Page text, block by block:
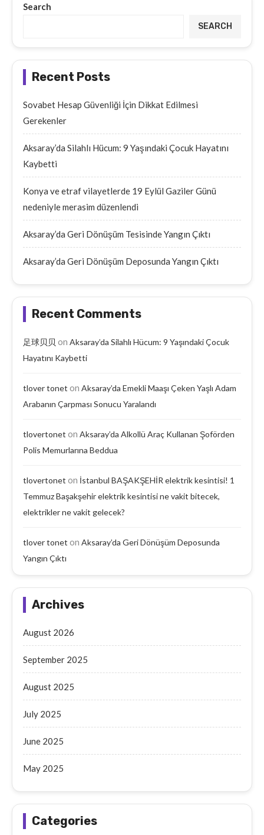
Search
SEARCH
Recent Posts
Sovabet Hesap Güvenliği İçin Dikkat Edilmesi
Gerekenler
Aksaray’da Silahlı Hücum: 9 Yaşındaki Çocuk Hayatını
Kaybetti
Konya ve etraf vilayetlerde 19 Eylül Gaziler Günü
nedeniyle merasim düzenlendi
Aksaray’da Geri Dönüşüm Tesisinde Yangın Çıktı
Aksaray’da Geri Dönüşüm Deposunda Yangın Çıktı
Recent Comments
足球贝贝 on Aksaray’da Silahlı Hücum: 9 Yaşındaki Çocuk
Hayatını Kaybetti
tlover tonet on Aksaray’da Emekli Maaşı Çeken Yaşlı Adam
Arabanın Çarpması Sonucu Yaralandı
tlovertonet on Aksaray’da Alkollü Araç Kullanan Şoförden
Polis Memurlarına Beddua
tlovertonet on İstanbul BAŞAKŞEHİR elektrik kesintisi! 1
Temmuz Başakşehir elektrik kesintisi ne vakit bitecek,
elektrikler ne vakit gelecek?
tlover tonet on Aksaray’da Geri Dönüşüm Deposunda
Yangın Çıktı
Archives
August 2026
September 2025
August 2025
July 2025
June 2025
May 2025
Categories